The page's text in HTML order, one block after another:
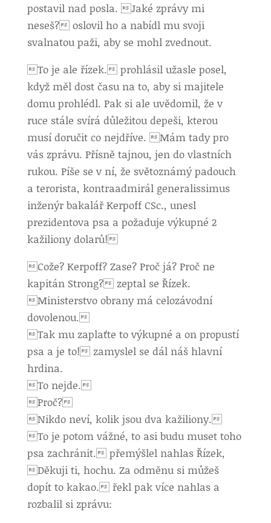
postavil nad posla. Jaké zprávy mi
neseš? oslovil ho a nabídl mu svoji
svalnatou paži, aby se mohl zvednout.
To je ale řízek. prohlásil užasle posel,
když měl dost času na to, aby si majitele
domu prohlédl. Pak si ale uvědomil, že v
ruce stále svírá důležitou depeši, kterou
musí doručit co nejdříve. Mám tady pro
vás zprávu. Přísně tajnou, jen do vlastních
rukou. Píše se v ní, že světoznámý padouch
a terorista, kontraadmirál generalissimus
inženýr bakalář Kerpoff CSc., unesl
prezidentova psa a požaduje výkupné 2
kažiliony dolarů!
Cože? Kerpoff? Zase? Proč já? Proč ne
kapitán Strong? zeptal se Řízek.
Ministerstvo obrany má celozávodní
dovolenou.
Tak mu zaplaťte to výkupné a on propustí
psa a je to! zamyslel se dál náš hlavní
hrdina.
To nejde.
Proč?
Nikdo neví, kolik jsou dva kažiliony.
To je potom vážné, to asi budu muset toho
psa zachránit. přemýšlel nahlas Řízek,
Děkuji ti, hochu. Za odměnu si můžeš
dopít to kakao. řekl pak více nahlas a
rozbalil si zprávu: